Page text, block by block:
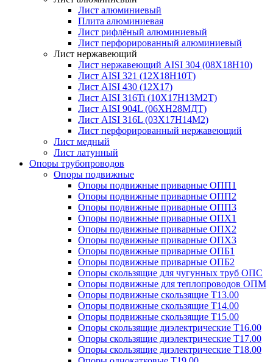
Лист алюминиевый
Плита алюминиевая
Лист рифлёный алюминиевый
Лист перфорированный алюминиевый
Лист нержавеющий
Лист нержавеющий AISI 304 (08Х18Н10)
Лист AISI 321 (12Х18Н10Т)
Лист AISI 430 (12Х17)
Лист AISI 316Ti (10Х17Н13М2Т)
Лист AISI 904L (06ХН28МДТ)
Лист AISI 316L (03Х17Н14М2)
Лист перфорированный нержавеющий
Лист медный
Лист латунный
Опоры трубопроводов
Опоры подвижные
Опоры подвижные приварные ОПП1
Опоры подвижные приварные ОПП2
Опоры подвижные приварные ОПП3
Опоры подвижные приварные ОПХ1
Опоры подвижные приварные ОПХ2
Опоры подвижные приварные ОПХ3
Опоры подвижные приварные ОПБ1
Опоры подвижные приварные ОПБ2
Опоры скользящие для чугунных труб ОПС
Опоры подвижные для теплопроводов ОПМ
Опоры подвижные скользящие Т13.00
Опоры подвижные скользящие Т14.00
Опоры подвижные скользящие Т15.00
Опоры скользящие диэлектрические Т16.00
Опоры скользящие диэлектрические Т17.00
Опоры скользящие диэлектрические Т18.00